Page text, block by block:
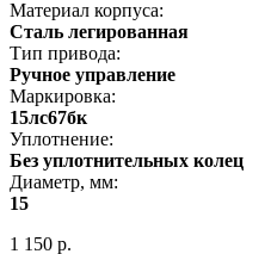
Материал корпуса:
Сталь легированная
Тип привода:
Ручное управление
Маркировка:
15лс67бк
Уплотнение:
Без уплотнительных колец
Диаметр, мм:
15
1 150 р.